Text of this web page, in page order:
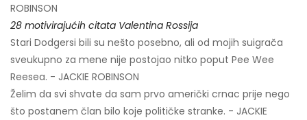
ROBINSON
28 motivirajućih citata Valentina Rossija
Stari Dodgersi bili su nešto posebno, ali od mojih suigrača
sveukupno za mene nije postojao nitko poput Pee Wee
Reesea. - JACKIE ROBINSON
Želim da svi shvate da sam prvo američki crnac prije nego
što postanem član bilo koje političke stranke. - JACKIE